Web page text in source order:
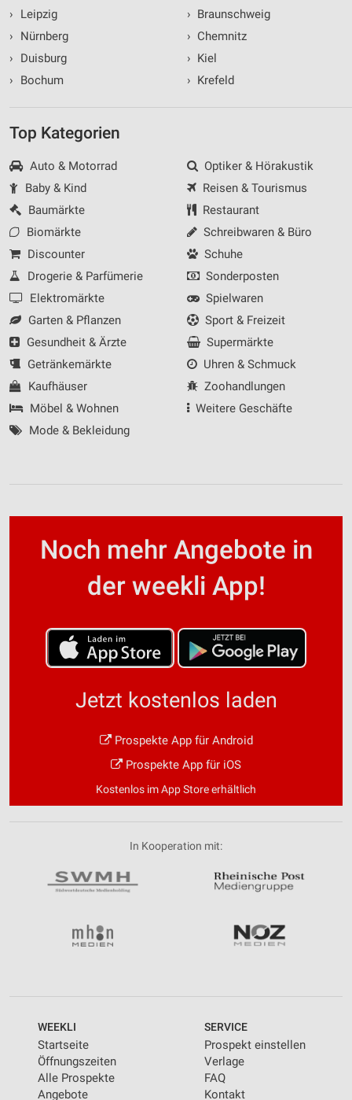
›
Leipzig
›
Nürnberg
›
Duisburg
›
Bochum
› Braunschweig
› Chemnitz
› Kiel
› Krefeld
Top Kategorien
Auto & Motorrad
Baby & Kind
Baumärkte
Biomärkte
Discounter
Drogerie & Parfümerie
Elektromärkte
Garten & Pflanzen
Gesundheit & Ärzte
Getränkemärkte
Kaufhäuser
Möbel & Wohnen
Mode & Bekleidung
Optiker & Hörakustik
Reisen & Tourismus
Restaurant
Schreibwaren & Büro
Schuhe
Sonderposten
Spielwaren
Sport & Freizeit
Supermärkte
Uhren & Schmuck
Zoohandlungen
Weitere Geschäfte
Noch mehr Angebote in
der weekli App!
Jetzt kostenlos laden
Prospekte App für Android
Prospekte App für iOS
Kostenlos im App Store erhältlich
In Kooperation mit:
WEEKLI
Startseite
Öffnungszeiten
Alle Prospekte
Angebote
SERVICE
Prospekt einstellen
Verlage
FAQ
Kontakt